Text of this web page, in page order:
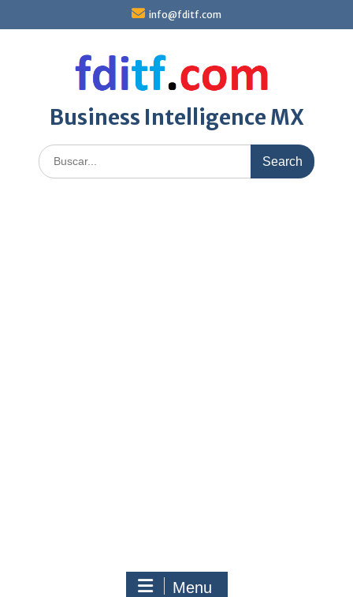
info@fditf.com
Business Intelligence MX
Search
for:
Menu